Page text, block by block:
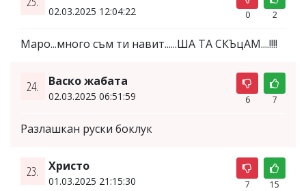
02.03.2025 12:04:22 0 2
Маро...много съм ти навит......ША ТА СКЪцАМ....!!!!
24. Васко жабата
02.03.2025 06:51:59 6 7
Разлашкан руски боклук
23. Христо
01.03.2025 21:15:30 7 15